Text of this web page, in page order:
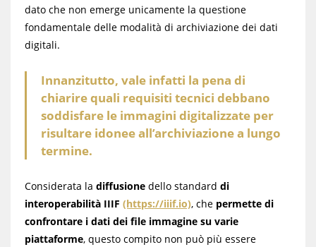
dato che non emerge unicamente la questione
fondamentale delle modalità di archiviazione dei dati
digitali.
Innanzitutto, vale infatti la pena di
chiarire quali requisiti tecnici debbano
soddisfare le immagini digitalizzate per
risultare idonee all’archiviazione a lungo
termine.
Considerata la diffusione dello standard di
interoperabilità IIIF (https://iiif.io), che permette di
confrontare i dati dei file immagine su varie
piattaforme, questo compito non può più essere